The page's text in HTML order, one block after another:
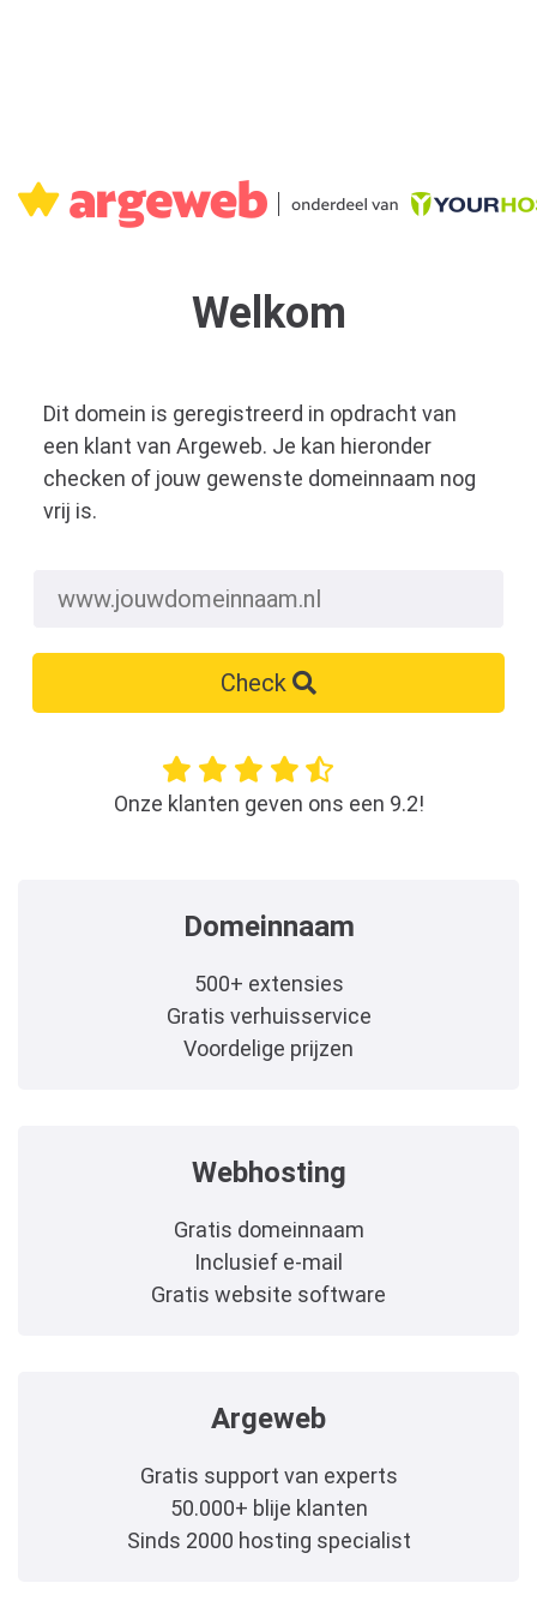
Welkom
Dit domein is geregistreerd in opdracht van
een klant van Argeweb. Je kan hieronder
checken of jouw gewenste domeinnaam nog
vrij is.
Check
Onze klanten geven ons een 9.2!
Domeinnaam
500+ extensies
Gratis verhuisservice
Voordelige prijzen
Webhosting
Gratis domeinnaam
Inclusief e-mail
Gratis website software
Argeweb
Gratis support van experts
50.000+ blije klanten
Sinds 2000 hosting specialist